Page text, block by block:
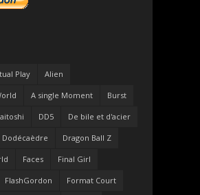
Play Alien
A single Moment Burst
DD5 De bile et d'acier
Dodécaèdre Dragon Ball Z
Faces Final Girl
FlashGordon Format Court